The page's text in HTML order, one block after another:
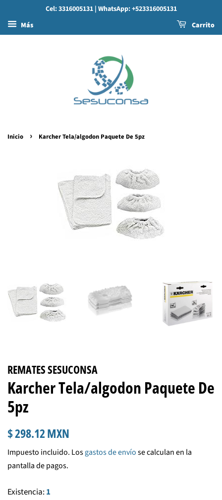
Cel: 3316005131 | WhatsApp: +523316005131
Más
Carrito
Inicio › Karcher Tela/algodon Paquete De 5pz
REMATES SESUCONSA
Karcher Tela/algodon Paquete De
5pz
Precio
$ 298.12 MXN
venta
Impuesto incluido. Losgastos de envíose calculan en la
pantalla de pagos.
Existencia: 1